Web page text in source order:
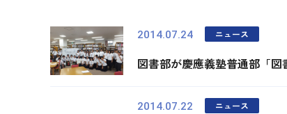
2014.07.24 ニュース
図書部が慶應義塾普通部「図
2014.07.22 ニュース